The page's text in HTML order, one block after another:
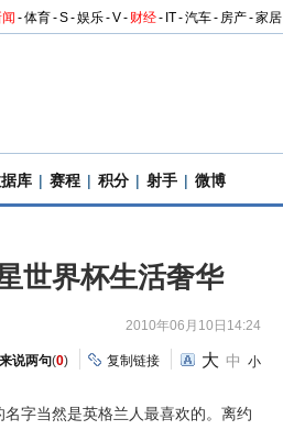
-体育-S-娱乐-V- 财经- IT-汽车- 房产-家居
库 | 赛程 | 积分 | 射手 | 微博
世界杯生活奢华
2010年06月10日14:24
说两句(0) 复制链接 大 中 小
字当然是英格兰人最喜欢的。离约